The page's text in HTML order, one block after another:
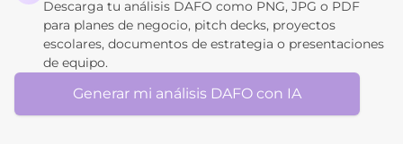
Descarga tu análisis DAFO como PNG, JPG o PDF
para planes de negocio, pitch decks, proyectos
escolares, documentos de estrategia o presentaciones
de equipo.
Generar mi análisis DAFO con IA